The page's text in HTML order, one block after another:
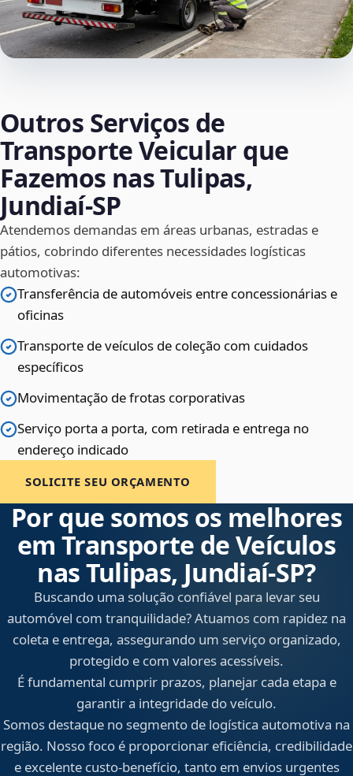
Outros Serviços de
Transporte Veicular que
Fazemos nas Tulipas,
Jundiaí‑SP
Atendemos demandas em áreas urbanas, estradas e
pátios, cobrindo diferentes necessidades logísticas
automotivas:
Transferência de automóveis entre concessionárias e
oficinas
Transporte de veículos de coleção com cuidados
específicos
Movimentação de frotas corporativas
Serviço porta a porta, com retirada e entrega no
endereço indicado
SOLICITE SEU ORÇAMENTO
Por que somos os melhores
em Transporte de Veículos
nas Tulipas, Jundiaí‑SP?
Buscando uma solução confiável para levar seu
automóvel com tranquilidade? Atuamos com rapidez na
coleta e entrega, assegurando um serviço organizado,
protegido e com valores acessíveis.
É fundamental cumprir prazos, planejar cada etapa e
garantir a integridade do veículo.
Somos destaque no segmento de logística automotiva na
região. Nosso foco é proporcionar eficiência, credibilidade
e excelente custo-benefício, tanto em envios urgentes